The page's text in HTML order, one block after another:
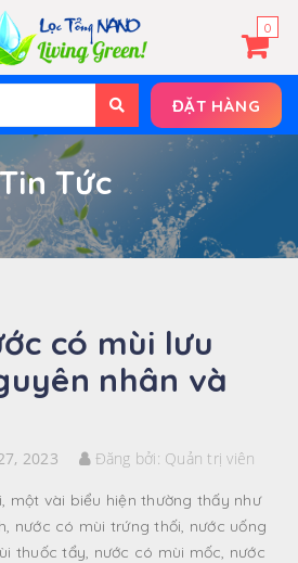
0
ĐẶT HÀNG
Tin Tức
có mùi lưu
nhân và
2023 Đăng bởi: Quản trị viên
một vài biểu hiện thường thấy như
nước có mùi trứng thối, nước uống
thuốc tẩy, nước có mùi mốc, nước